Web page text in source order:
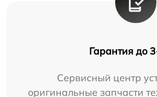
Гарантия до
Сервисный центр
оригинальные запчасти